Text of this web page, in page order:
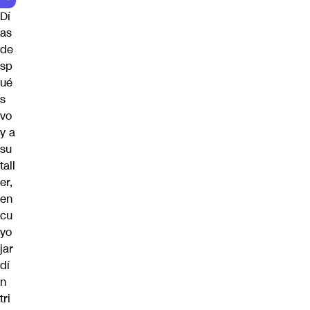
Dí
as
de
sp
ué
s
vo
y a
su
tall
er,
en
cu
yo
jar
dí
n
tri